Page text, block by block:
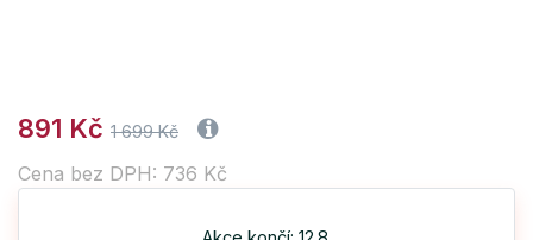
891 Kč 1 699 Kč
Cena bez DPH: 736 Kč